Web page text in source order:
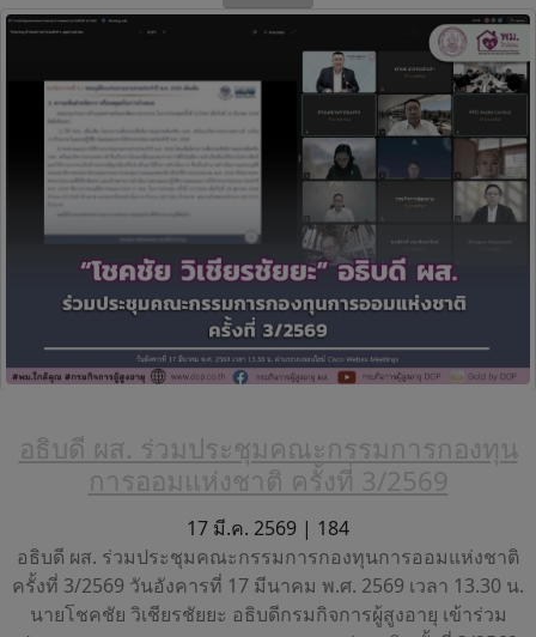
อธิบดี ผส. ร่วมประชุมคณะกรรมการกองทุน
การออมแห่งชาติ ครั้งที่ 3/2569
17 มี.ค. 2569 | 184
อธิบดี ผส. ร่วมประชุมคณะกรรมการกองทุนการออมแห่งชาติ
ครั้งที่ 3/2569 วันอังคารที่ 17 มีนาคม พ.ศ. 2569 เวลา 13.30 น.
นายโชคชัย วิเชียรชัยยะ อธิบดีกรมกิจการผู้สูงอายุ เข้าร่วม